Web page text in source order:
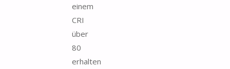
einem
CRI
über
80
erhalten